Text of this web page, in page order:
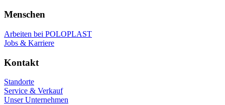
Menschen
Arbeiten bei POLOPLAST
Jobs & Karriere
Kontakt
Standorte
Service & Verkauf
Unser Unternehmen